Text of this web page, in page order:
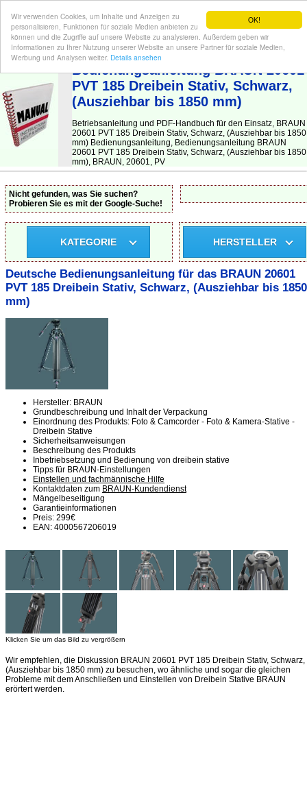
OK!
Wir verwenden Cookies, um Inhalte und Anzeigen zu
personalisieren, Funktionen für soziale Medien anbieten zu
können und die Zugriffe auf unsere Website zu analysieren. Außerdem geben wir
Informationen zu Ihrer Nutzung unserer Website an unsere Partner für soziale Medien,
Werbung und Analysen weiter. Details ansehen
BEDIENUNGSANLEITUNG| Hier finden Sie die deutsche Anleitung!
Bedienungsanleitung BRAUN 20601
PVT 185 Dreibein Stativ, Schwarz,
(Ausziehbar bis 1850 mm)
Betriebsanleitung und PDF-Handbuch für den Einsatz, BRAUN
20601 PVT 185 Dreibein Stativ, Schwarz, (Ausziehbar bis 1850
mm) Bedienungsanleitung, Bedienungsanleitung BRAUN
20601 PVT 185 Dreibein Stativ, Schwarz, (Ausziehbar bis 1850
mm), BRAUN, 20601, PV
Nicht gefunden, was Sie suchen?
Probieren Sie es mit der Google-Suche!
KATEGORIE HERSTELLER
Deutsche Bedienungsanleitung für das BRAUN 20601
PVT 185 Dreibein Stativ, Schwarz, (Ausziehbar bis 1850
mm)
Hersteller: BRAUN
Grundbeschreibung und Inhalt der Verpackung
Einordnung des Produkts: Foto & Camcorder - Foto & Kamera-Stative -
Dreibein Stative
Sicherheitsanweisungen
Beschreibung des Produkts
Inbetriebsetzung und Bedienung von dreibein stative
Tipps für BRAUN-Einstellungen
Einstellen und fachmännische Hilfe
Kontaktdaten zum BRAUN-Kundendienst
Mängelbeseitigung
Garantieinformationen
Preis: 299€
EAN: 4000567206019
Klicken Sie um das Bild zu vergrößern
Wir empfehlen, die Diskussion BRAUN 20601 PVT 185 Dreibein Stativ, Schwarz,
(Ausziehbar bis 1850 mm) zu besuchen, wo ähnliche und sogar die gleichen
Probleme mit dem Anschließen und Einstellen von Dreibein Stative BRAUN
erörtert werden.